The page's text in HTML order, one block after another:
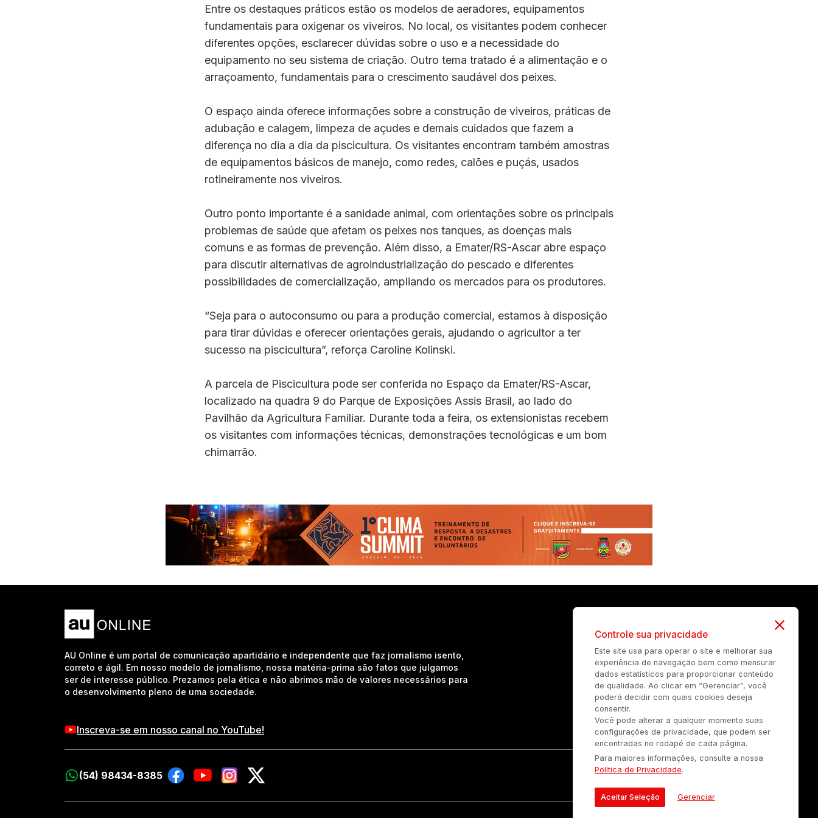
Entre os destaques práticos estão os modelos de aeradores, equipamentos
fundamentais para oxigenar os viveiros. No local, os visitantes podem conhecer
diferentes opções, esclarecer dúvidas sobre o uso e a necessidade do
equipamento no seu sistema de criação. Outro tema tratado é a alimentação e o
arraçoamento, fundamentais para o crescimento saudável dos peixes.
O espaço ainda oferece informações sobre a construção de viveiros, práticas de
adubação e calagem, limpeza de açudes e demais cuidados que fazem a
diferença no dia a dia da piscicultura. Os visitantes encontram também amostras
de equipamentos básicos de manejo, como redes, calões e puçás, usados
rotineiramente nos viveiros.
Outro ponto importante é a sanidade animal, com orientações sobre os principais
problemas de saúde que afetam os peixes nos tanques, as doenças mais
comuns e as formas de prevenção. Além disso, a Emater/RS-Ascar abre espaço
para discutir alternativas de agroindustrialização do pescado e diferentes
possibilidades de comercialização, ampliando os mercados para os produtores.
“Seja para o autoconsumo ou para a produção comercial, estamos à disposição
para tirar dúvidas e oferecer orientações gerais, ajudando o agricultor a ter
sucesso na piscicultura”, reforça Caroline Kolinski.
A parcela de Piscicultura pode ser conferida no Espaço da Emater/RS-Ascar,
localizado na quadra 9 do Parque de Exposições Assis Brasil, ao lado do
Pavilhão da Agricultura Familiar. Durante toda a feira, os extensionistas recebem
os visitantes com informações técnicas, demonstrações tecnológicas e um bom
chimarrão.
AU Online é um portal de comunicação apartidário e independente que faz jornalismo isento,
correto e ágil. Em nosso modelo de jornalismo, nossa matéria-prima são fatos que julgamos
ser de interesse público. Prezamos pela ética e não abrimos mão de valores necessários para
o desenvolvimento pleno de uma sociedade.
Inscreva-se em nosso canal no YouTube!
(54) 98434-8385
Controle sua privacidade
Este site usa para operar o site e melhorar sua
experiência de navegação bem como mensurar
dados estatísticos para proporcionar conteúdo
de qualidade. Ao clicar em “Gerenciar”, você
poderá decidir com quais cookies deseja
consentir.
Você pode alterar a qualquer momento suas
configurações de privacidade, que podem ser
encontradas no rodapé de cada página.
Para maiores informações, consulte a nossa
Política de Privacidade.
Aceitar Seleção Gerenciar